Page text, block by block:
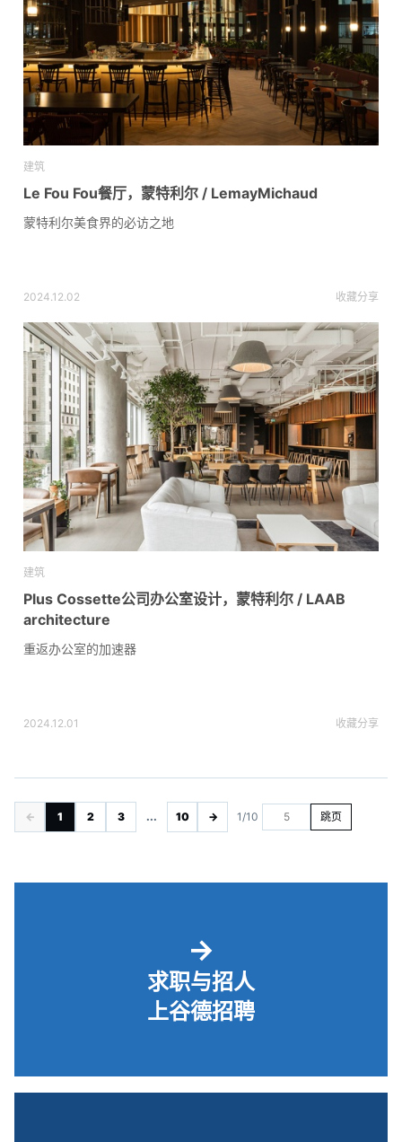
建筑
Le Fou Fou餐厅，蒙特利尔 / LemayMichaud
蒙特利尔美食界的必访之地
2024.12.02 收藏分享
建筑
Plus Cossette公司办公室设计，蒙特利尔 / LAAB
architecture
重返办公室的加速器
2024.12.01 收藏分享
← 1 2 3 ... 10 → 1/10 跳页
→
求职与招人
上谷德招聘